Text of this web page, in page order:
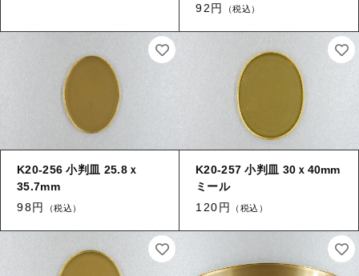
92円
（税込）
K20-256 小判皿 25.8ｘ
35.7mm
98円
（税込）
K20-257 小判皿 30ｘ40mm
ミール
120円
（税込）